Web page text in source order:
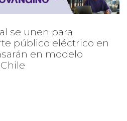
se unen para
público eléctrico en
en modelo